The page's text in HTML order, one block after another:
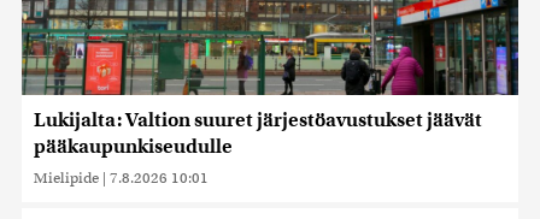
Lukijalta: Valtion suuret järjestöavustukset jäävät
pääkaupunkiseudulle
Mielipide | 7.8.2026 10:01